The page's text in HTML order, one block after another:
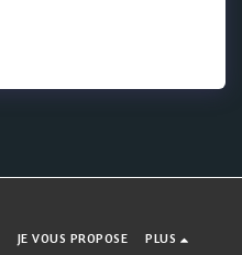
JE VOUS PROPOSE PLUS